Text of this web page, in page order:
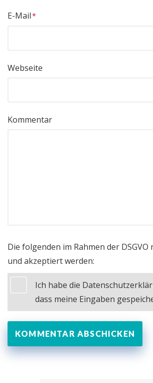
E-Mail
Webseite
Kommentar
Die folgenden im Rahmen der
und akzeptiert werden:
Ich habe die
dass meine Eingaben